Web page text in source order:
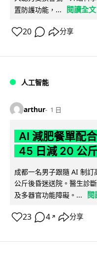
置防護功能，...
閱讀全文
20 分享
人工智能
arthur 1 日
AI 減肥餐單配
45 日減 20 公
成都一名男子跟隨 AI 制
公斤後昏迷送院。醫生診
及多器官功能障礙。...
23 4 ↗ 分享